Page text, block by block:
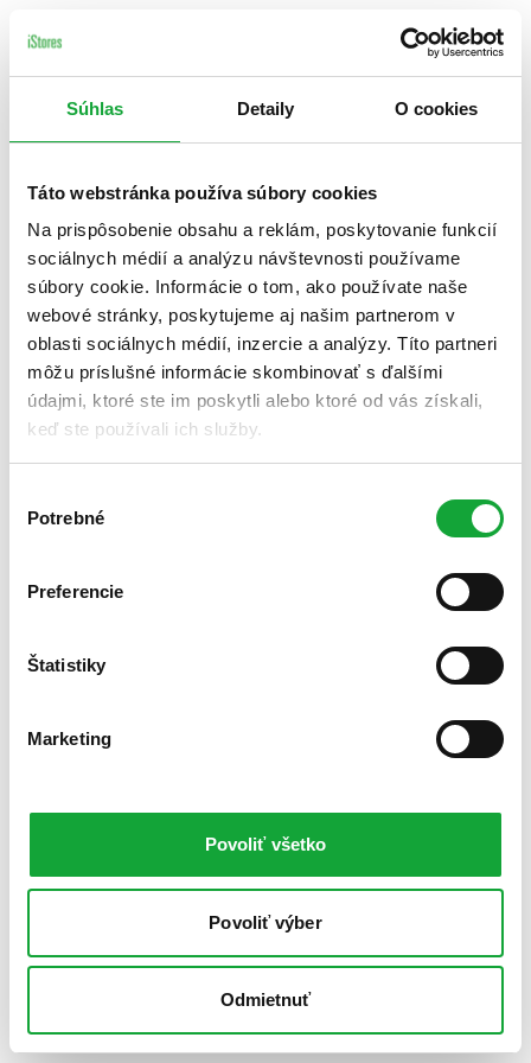
Súhlas Detaily O cookies
Táto webstránka používa súbory cookies
Na prispôsobenie obsahu a reklám, poskytovanie funkcií
sociálnych médií a analýzu návštevnosti používame
súbory cookie. Informácie o tom, ako používate naše
webové stránky, poskytujeme aj našim partnerom v
oblasti sociálnych médií, inzercie a analýzy. Títo partneri
môžu príslušné informácie skombinovať s ďalšími
údajmi, ktoré ste im poskytli alebo ktoré od vás získali,
keď ste používali ich služby.
súhlasu
Potrebné
Preferencie
Štatistiky
Marketing
Povoliť všetko
Povoliť výber
Odmietnuť